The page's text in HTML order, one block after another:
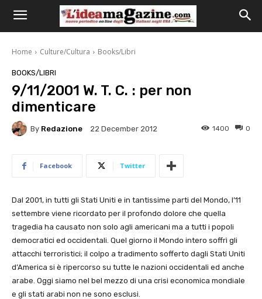
Home Culture/Cultura Books/Libri
BOOKS/LIBRI
9/11/2001 W. T. C. : per non
dimenticare
By Redazione 22 December 2012 0
1400
Facebook Twitter
Dal 2001, in tutti gli Stati Uniti e in tantissime parti del Mondo, l’11
settembre viene ricordato per il profondo dolore che quella
tragedia ha causato non solo agli americani ma a tutti i popoli
democratici ed occidentali. Quel giorno il Mondo intero soffrì gli
attacchi terroristici; il colpo a tradimento sofferto dagli Stati Uniti
d’America si è ripercorso su tutte le nazioni occidentali ed anche
arabe. Oggi siamo nel bel mezzo di una crisi economica mondiale
e gli stati arabi non ne sono esclusi.